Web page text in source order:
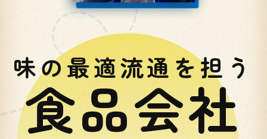
味の最適流通を担う
食品会社